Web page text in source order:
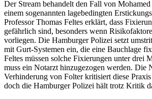
Der Stream behandelt den Fall von Mohamed
einem sogenannten lagebedingten
Professor Thomas Feltes erklärt, dass
gefährlich sind, besonders wenn
vorliegen. Die Hamburger Polizei setzt
mit Gurt-Systemen ein, die eine Bauchlage
Feltes müssen solche Fixierungen unter drei
muss ein Notarzt hinzugezogen werden. Die
Verhinderung von Folter kritisiert diese
doch die Hamburger Polizei hält trotz Kritik